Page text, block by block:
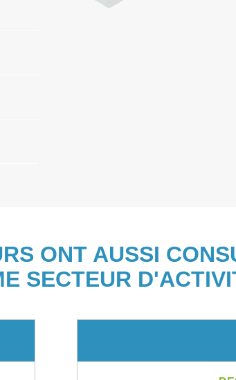
ONT AUSSI
SECTEUR